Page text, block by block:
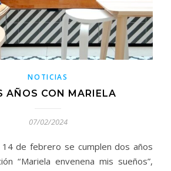
NOTICIAS
AÑOS CON MARIELA
07/02/2024
de febrero se cumplen dos años
“Mariela envenena mis sueños”,